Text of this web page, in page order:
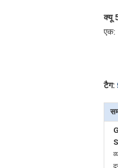
क्यू
एक:
टैग: